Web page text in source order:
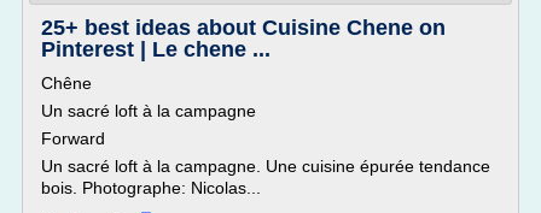
25+ best ideas about Cuisine Chene on
Pinterest | Le chene ...
Chêne
Un sacré loft à la campagne
Forward
Un sacré loft à la campagne. Une cuisine épurée tendance
bois. Photographe: Nicolas...